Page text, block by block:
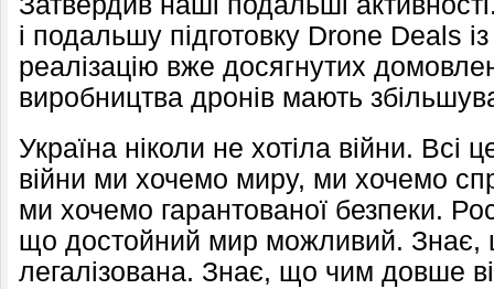
і подальшу підготовку Drone Deals
реалізацію вже досягнутих
виробництва дронів мають
Україна ніколи не хотіла війни. Всі
війни ми хочемо миру, ми хочемо
ми хочемо гарантованої безпеки.
що достойний мир можливий. Знає,
легалізована. Знає, що чим довше